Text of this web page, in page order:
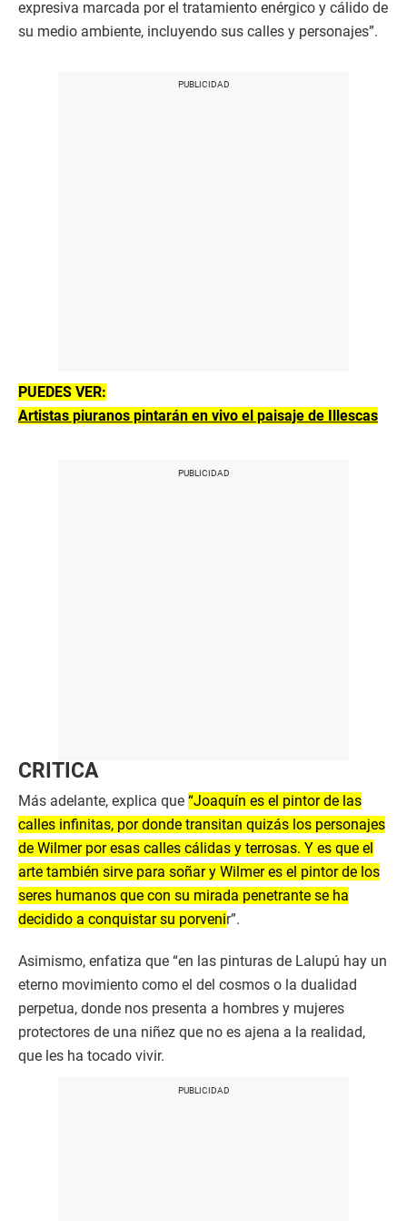
expresiva marcada por el tratamiento enérgico y cálido de
su medio ambiente, incluyendo sus calles y personajes”.
PUEDES VER:
Artistas piuranos pintarán en vivo el paisaje de Illescas
CRITICA
Más adelante, explica que “Joaquín es el pintor de las
calles infinitas, por donde transitan quizás los personajes
de Wilmer por esas calles cálidas y terrosas. Y es que el
arte también sirve para soñar y Wilmer es el pintor de los
seres humanos que con su mirada penetrante se ha
decidido a conquistar su porvenir”.
Asimismo, enfatiza que “en las pinturas de Lalupú hay un
eterno movimiento como el del cosmos o la dualidad
perpetua, donde nos presenta a hombres y mujeres
protectores de una niñez que no es ajena a la realidad,
que les ha tocado vivir.